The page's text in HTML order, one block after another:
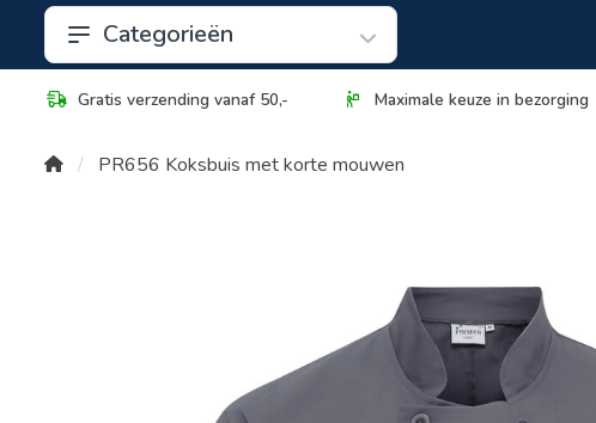
Categorieën
Gratis verzending vanaf 50,- Maximale keuze in bezorging
PR656 Koksbuis met korte mouwen